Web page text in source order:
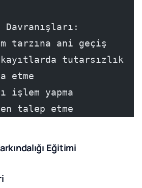
tarzına ani geçiş
tutarsızlık
etme
işlem yapma
talep etme
Eğitimi